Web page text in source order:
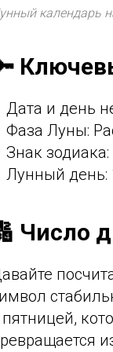
календарь
Дата и день
Фаза Луны:
Знак
Лунный день:
Число
пятницей,